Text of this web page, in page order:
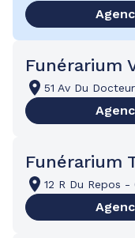
Funérarium
51 Av Du
Funérarium
12 R Du Repos -